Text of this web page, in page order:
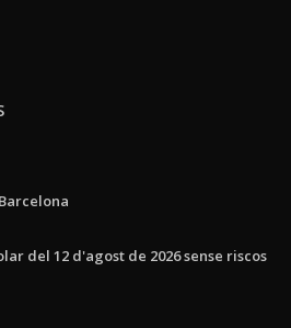
del 12 d'agost de 2026 sense riscos